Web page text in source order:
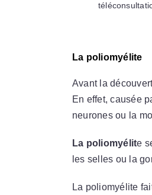
La poliomyélite
Avant la
En effet, causée
neurones ou la
La poliomyélite
les selles ou la
La poliomyélite